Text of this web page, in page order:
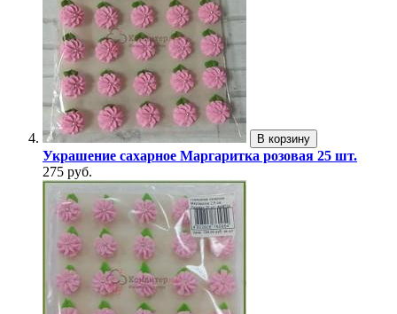
В корзину
Украшение сахарное Маргаритка розовая 25 шт.
275 руб.